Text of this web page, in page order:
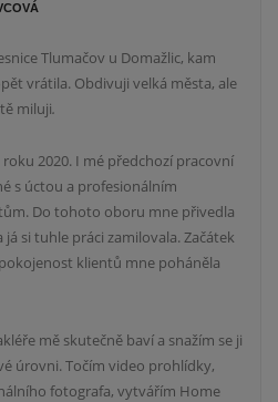
Tlumačov u Domažlic, kam
vrátila. Obdivuji velká města, ale
miluji.
2020. I mé předchozí pracovní
s úctou a profesionálním
Do tohoto oboru mne přivedla
si tuhle práci zamilovala. Začátek
klientů mne poháněla
mě skutečně baví a snažím se ji
úrovni. Točím video prohlídky,
fotografa, vytvářím Home